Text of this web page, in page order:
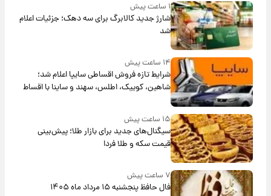
۱ ساعت پیش
شارژ جدید کالابرگ برای سه دهک؛ جزئیات اعلام
شد
۱۴ ساعت پیش
شرایط تازه فروش اقساطی سایپا اعلام شد؛
شاهین، کوییک، اطلس، سهند و ساینا با اقساط
بلندمدت + جدول
۱۵ ساعت پیش
سیگنال‌های جدید برای بازار طلا؛ پیش‌بینی
قیمت سکه و طلا فردا
۷ ساعت پیش
فال حافظ پنجشنبه ۱۵ مرداد ماه ۱۴۰۵